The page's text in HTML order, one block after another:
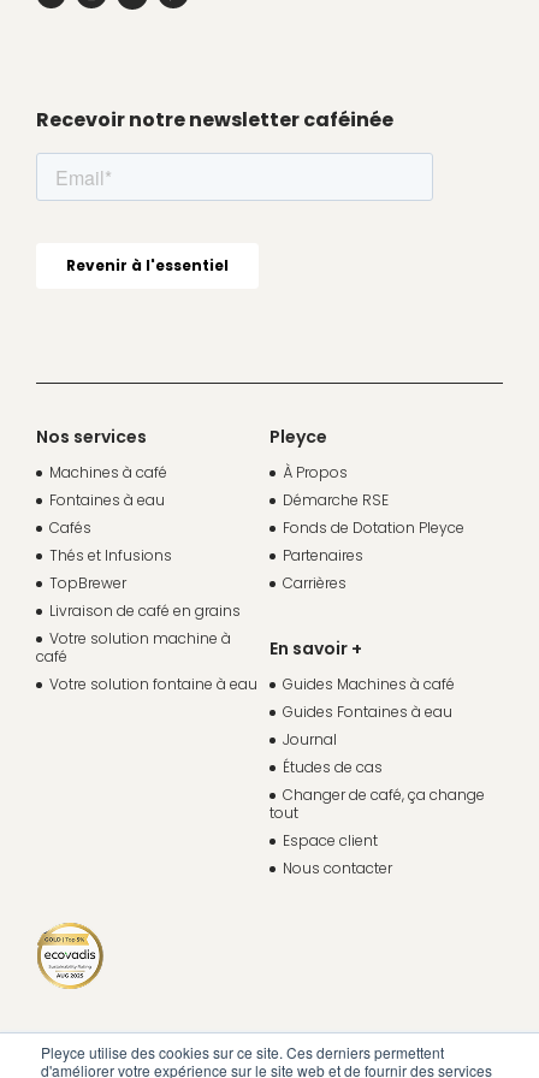
Pleyce utilise des cookies sur ce site. Ces derniers permettent
d'améliorer votre expérience sur le site web et de fournir des services
Recevoir notre newsletter caféinée
Nos services
Machines à café
Fontaines à eau
Cafés
Thés et Infusions
TopBrewer
Livraison de café en grains
Votre solution machine à
café
Votre solution fontaine à eau
Pleyce
À Propos
Démarche RSE
Fonds de Dotation Pleyce
Partenaires
Carrières
En savoir +
Guides Machines à café
Guides Fontaines à eau
Journal
Études de cas
Changer de café, ça change
tout
Espace client
Nous contacter